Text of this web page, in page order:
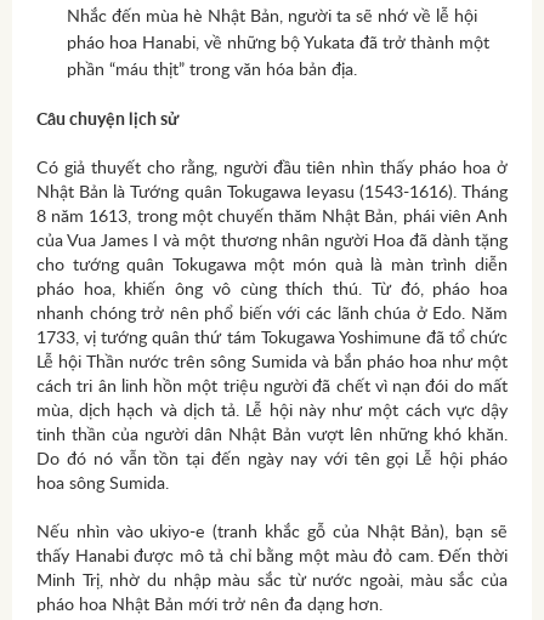
Nhắc đến mùa hè Nhật Bản, người ta sẽ nhớ về lễ hội
pháo hoa Hanabi, về những bộ Yukata đã trở thành một
phần “máu thịt” trong văn hóa bản địa.
Câu chuyện lịch sử
Có giả thuyết cho rằng, người đầu tiên nhìn thấy pháo hoa ở
Nhật Bản là Tướng quân Tokugawa Ieyasu (1543-1616). Tháng
8 năm 1613, trong một chuyến thăm Nhật Bản, phái viên Anh
của Vua James I và một thương nhân người Hoa đã dành tặng
cho tướng quân Tokugawa một món quà là màn trình diễn
pháo hoa, khiến ông vô cùng thích thú. Từ đó, pháo hoa
nhanh chóng trở nên phổ biến với các lãnh chúa ở Edo. Năm
1733, vị tướng quân thứ tám Tokugawa Yoshimune đã tổ chức
Lễ hội Thần nước trên sông Sumida và bắn pháo hoa như một
cách tri ân linh hồn một triệu người đã chết vì nạn đói do mất
mùa, dịch hạch và dịch tả. Lễ hội này như một cách vực dậy
tinh thần của người dân Nhật Bản vượt lên những khó khăn.
Do đó nó vẫn tồn tại đến ngày nay với tên gọi Lễ hội pháo
hoa sông Sumida.
Nếu nhìn vào ukiyo-e (tranh khắc gỗ của Nhật Bản), bạn sẽ
thấy Hanabi được mô tả chỉ bằng một màu đỏ cam. Đến thời
Minh Trị, nhờ du nhập màu sắc từ nước ngoài, màu sắc của
pháo hoa Nhật Bản mới trở nên đa dạng hơn.